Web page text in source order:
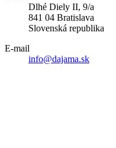
Dlhé Diely II, 9/a
841 04 Bratislava
Slovenská republika
E-mail
info@dajama.sk